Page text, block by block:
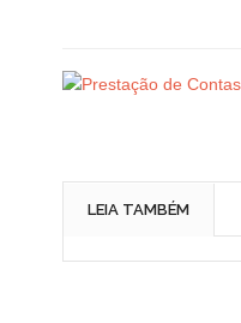
LEIA TAMBÉM